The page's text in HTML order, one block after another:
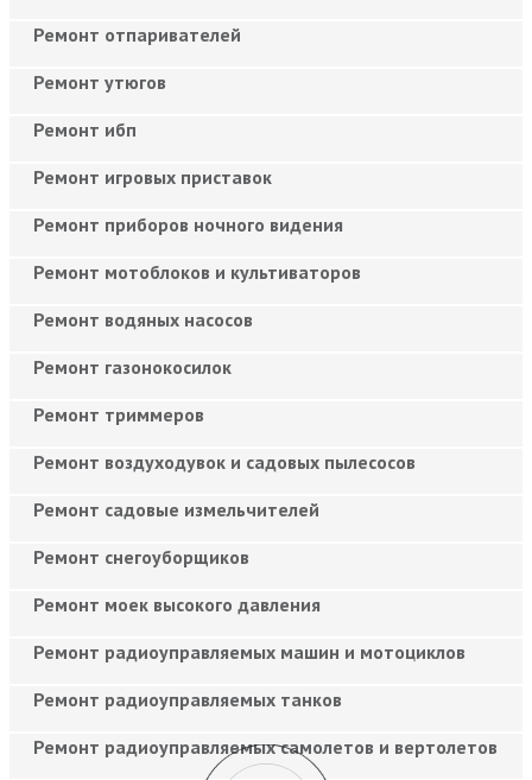
Ремонт отпаривателей
Ремонт утюгов
Ремонт ибп
Ремонт игровых приставок
Ремонт приборов ночного видения
Ремонт мотоблоков и культиваторов
Ремонт водяных насосов
Ремонт газонокосилок
Ремонт триммеров
Ремонт воздуходувок и садовых пылесосов
Ремонт садовые измельчителей
Ремонт снегоуборщиков
Ремонт моек высокого давления
Ремонт радиоуправляемых машин и мотоциклов
Ремонт радиоуправляемых танков
Ремонт радиоуправляемых самолетов и вертолетов